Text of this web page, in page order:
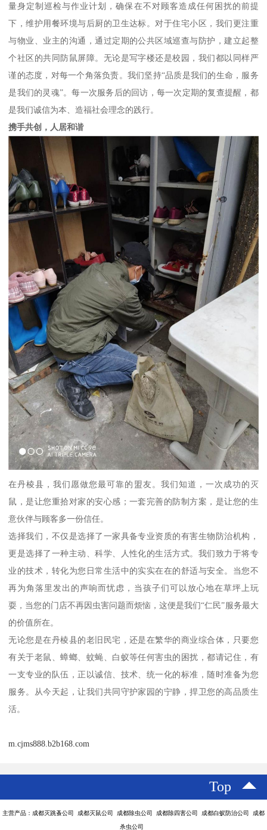
量身定制巡检与作业计划，确保在不对顾客造成任何困扰的前提
下，维护用餐环境与后厨的卫生达标。对于住宅小区，我们更注重
与物业、业主的沟通，通过定期的公共区域巡查与防护，建立起整
个社区的共同防鼠屏障。无论是写字楼还是校园，我们都以同样严
谨的态度，对每一个角落负责。我们坚持“品质是我们的生命，服务
是我们的灵魂”。每一次服务后的回访，每一次定期的复查提醒，都
是我们诚信为本、造福社会理念的践行。
携手共创，人居和谐
在丹棱县，我们愿做您最可靠的盟友。我们知道，一次成功的灭
鼠，是让您重拾对家的安心感；一套完善的防制方案，是让您的生
意伙伴与顾客多一份信任。
选择我们，不仅是选择了一家具备专业资质的有害生物防治机构，
更是选择了一种主动、科学、人性化的生活方式。我们致力于将专
业的技术，转化为您日常生活中的实实在在的舒适与安全。当您不
再为角落里发出的声响而忧虑，当孩子们可以放心地在草坪上玩
耍，当您的门店不再因虫害问题而烦恼，这便是我们“仁民”服务最大
的价值所在。
无论您是在丹棱县的老旧民宅，还是在繁华的商业综合体，只要您
有关于老鼠、蟑螂、蚊蝇、白蚁等任何害虫的困扰，都请记住，有
一支专业的队伍，正以诚信、技术、统一化的标准，随时准备为您
服务。从今天起，让我们共同守护家园的宁静，捍卫您的高品质生
活。
m.cjms888.b2b168.com
Top
主营产品：成都灭跳蚤公司 成都灭鼠公司 成都除虫公司 成都除四害公司 成都白蚁防治公司 成都
杀虫公司